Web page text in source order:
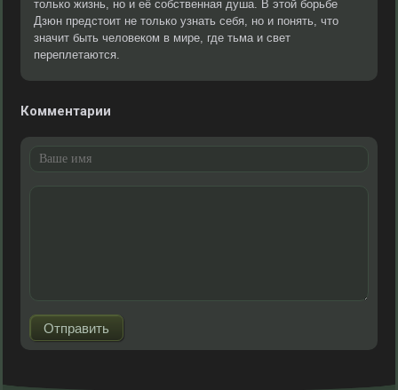
только жизнь, но и её собственная душа. В этой борьбе
Дзюн предстоит не только узнать себя, но и понять, что
значит быть человеком в мире, где тьма и свет
переплетаются.
Комментарии